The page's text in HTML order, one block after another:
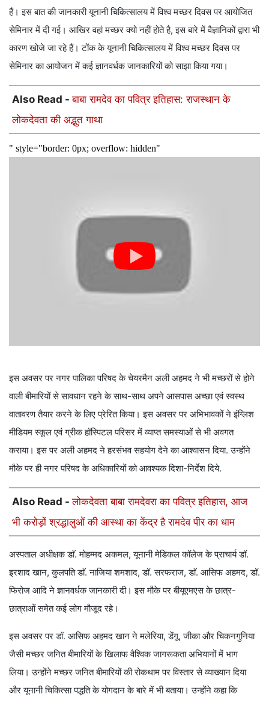
हैं। इस बात की जानकारी यूनानी चिकित्‍सालय में विश्व मच्छर दिवस पर आयोजित
सेमिनार में दी गई। आखिर वहां मच्छर क्यो नहीं होते है, इस बारे में वैज्ञानिकों द्वारा भी
कारण खोजे जा रहे हैं। टोंक के यूनानी चिकित्सालय में विश्व मच्छर दिवस पर
सेमिनार का आयोजन में कई ज्ञानवर्धक जानकारियों को साझा किया गया।
Also Read -बाबा रामदेव का पवित्र इतिहास: राजस्थान के
लोकदेवता की अद्भुत गाथा
इस अवसर पर नगर पालिका परिषद के चेयरमैन अली अहमद ने भी मच्छरों से होने
वाली बीमारियों से सावधान रहने के साथ-साथ अपने आसपास अच्छा एवं स्वस्थ
वातावरण तैयार करने के लिए प्रेरित किया। इस अवसर पर अभिभावकों ने इंग्लिश
मीडियम स्कूल एवं ग्रीक हॉस्पिटल परिसर में व्याप्त समस्याओं से भी अवगत
कराया। इस पर अली अहमद ने हरसंभव सहयोग देने का आश्वासन दिया. उन्होंने
मौके पर ही नगर परिषद के अधिकारियों को आवश्यक दिशा-निर्देश दिये.
Also Read -लोकदेवता बाबा रामदेवरा का पवित्र इतिहास, आज
भी करोड़ों श्रद्धालुओं की आस्था का केंद्र है रामदेव पीर का धाम
अस्पताल अधीक्षक डाॅ. मोहम्मद अकमल, यूनानी मेडिकल कॉलेज के प्राचार्य डॉ.
इरशाद खान, कुलपति डाॅ. नाजिया शमशाद, डॉ. सरफराज, डाॅ. आसिफ अहमद, डॉ.
फिरोज आदि ने ज्ञानवर्धक जानकारी दी। इस मौके पर बीयूएमएस के छात्र-
छात्राओं समेत कई लोग मौजूद रहे।
इस अवसर पर डाॅ. आसिफ अहमद खान ने मलेरिया, डेंगू, जीका और चिकनगुनिया
जैसी मच्छर जनित बीमारियों के खिलाफ वैश्विक जागरूकता अभियानों में भाग
लिया। उन्होंने मच्छर जनित बीमारियों की रोकथाम पर विस्तार से व्याख्यान दिया
और यूनानी चिकित्सा पद्धति के योगदान के बारे में भी बताया। उन्होंने कहा कि